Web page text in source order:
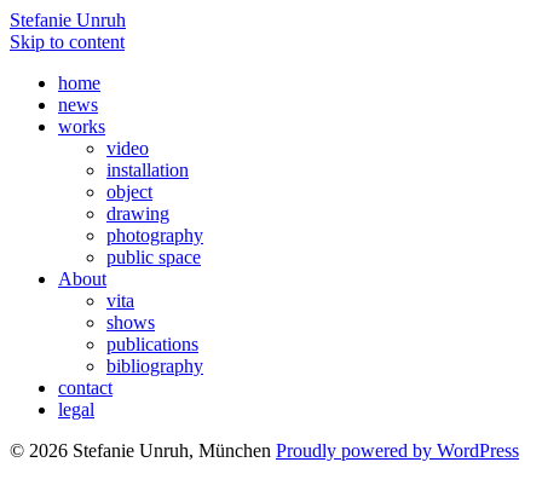
Stefanie Unruh
Skip to content
home
news
works
video
installation
object
drawing
photography
public space
About
vita
shows
publications
bibliography
contact
legal
© 2026 Stefanie Unruh, München Proudly powered by WordPress